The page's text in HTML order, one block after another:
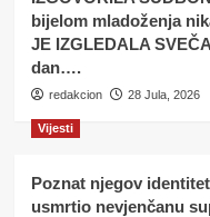
bijelom mladoženja
JE IZGLEDALA
dan….
redakcion 28 Jula, 2026
Vijesti
Poznat njegov
usmrtio nevjenčanu